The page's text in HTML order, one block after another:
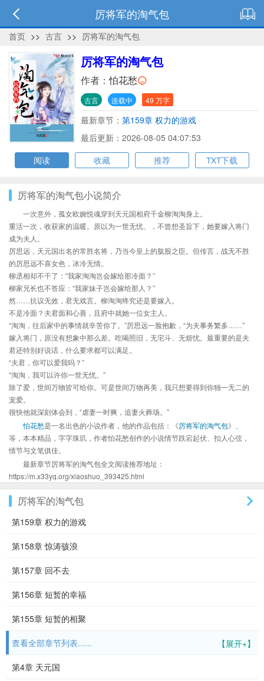
厉将军的淘气包
首页 >> 古言 >> 厉将军的淘气包
厉将军的淘气包
作者：怕花愁
古言 连载中 49 万字
最新章节： 第159章 权力的游戏
最后更新：2026-08-05 04:07:53
阅读
收藏 推荐 TXT下载
厉将军的淘气包小说简介
一次意外，孤女欧婉悦魂穿到天元国相府千金柳淘淘身上。
重活一次，收获家的温暖。原以为一世无忧、，不曾想圣旨下，她要嫁入将门
成为夫人。
厉思远，天元国出名的常胜名将，乃当今皇上的肱股之臣。但传言，战无不胜
的厉思远不喜女色，冰冷无情。
柳丞相却不干了：“我家淘淘岂会嫁给那冷面？”
柳家兄长也不答应：“我家妹子岂会嫁给那人？”
然……抗议无效，君无戏言。柳淘淘终究还是要嫁入。
不是冷面？夫君面和心善，且府中就她一位女主人。
“淘淘，往后家中的事情就辛苦你了。”厉思远一脸抱歉，“为夫事务繁多……”
嫁入将门，原没有想象中那么差。吃喝照旧，无宅斗、无烦忧。最重要的是夫
君还特别好说话，什么要求都可以满足。
“夫君，你可以爱我吗？”
“淘淘，我可以许你一世无忧。”
除了爱，世间万物皆可给你。可是世间万物再美，我只想要得到你独一无二的
宠爱。
很快他就深刻体会到，“虐妻一时爽，追妻火葬场。”
怕花愁是一名出色的小说作者，他的作品包括：《厉将军的淘气包》、
等，本本精品，字字珠玑，作者怕花愁创作的小说情节跌宕起伏、扣人心弦，
情节与文笔俱佳。
最新章节厉将军的淘气包全文阅读推荐地址：
https://m.x33yq.org/xiaoshuo_393425.html
厉将军的淘气包
第159章 权力的游戏
第158章 惊涛骇浪
第157章 回不去
第156章 短暂的幸福
第155章 短暂的相聚
【展开+】
查看全部章节列表......
第4章 天元国